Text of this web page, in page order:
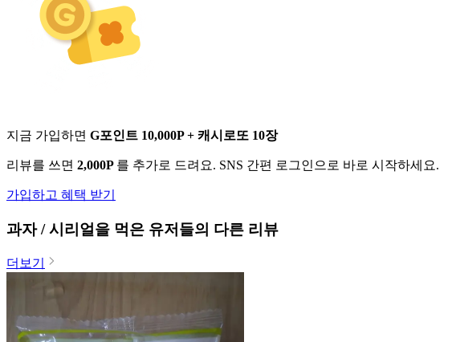
지금 가입하면 G포인트 10,000P + 캐시로또 10장
리뷰를 쓰면 2,000P 를 추가로 드려요. SNS 간편 로그인으로 바로 시작하세요.
가입하고 혜택 받기
과자 / 시리얼을 먹은 유저들의 다른 리뷰
더보기